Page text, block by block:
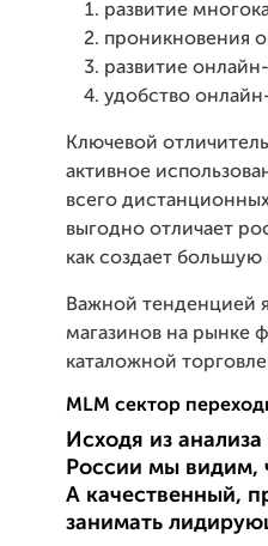
развитие
проникновения
развитие
удобство
Ключевой
активное
всего
выгодно отличает
как создает
Важной тенденцией
магазинов на рынке
каталожной
MLM сектор
Исходя из
России мы видим,
А качественный,
занимать